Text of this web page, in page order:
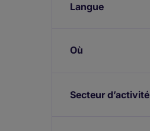
Langue
Où
Secteur d’activité